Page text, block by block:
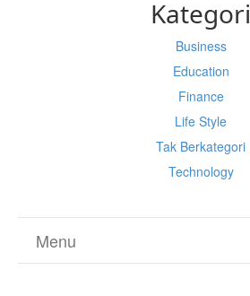
Kategori
Business
Education
Finance
Life Style
Tak Berkategori
Technology
Menu